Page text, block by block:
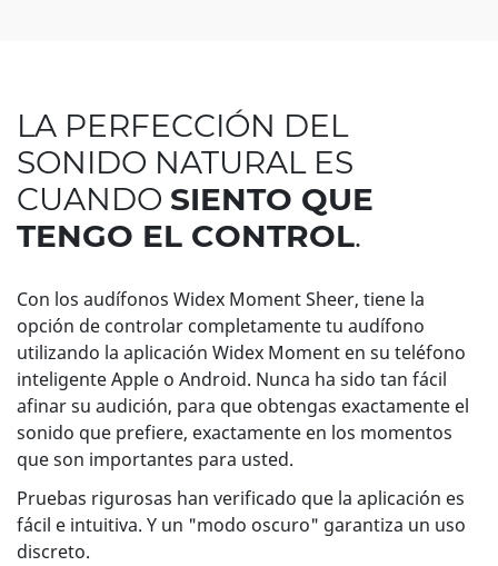
LA PERFECCIÓN DEL
SONIDO NATURAL ES
CUANDO SIENTO QUE
TENGO EL CONTROL.
Con los audífonos Widex Moment Sheer, tiene la
opción de controlar completamente tu audífono
utilizando la aplicación Widex Moment en su teléfono
inteligente Apple o Android. Nunca ha sido tan fácil
afinar su audición, para que obtengas exactamente el
sonido que prefiere, exactamente en los momentos
que son importantes para usted.
Pruebas rigurosas han verificado que la aplicación es
fácil e intuitiva. Y un "modo oscuro" garantiza un uso
discreto.